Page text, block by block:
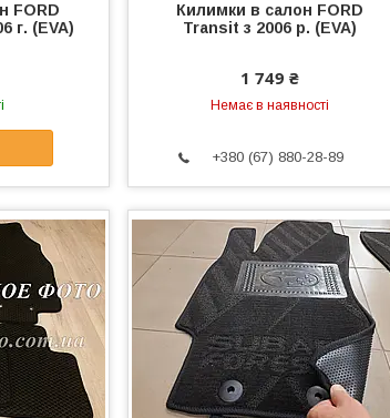
FORD
г. (EVA)
Килимки в салон FORD
Transit з 2006 р. (EVA)
1 749 ₴
Немає в наявності
+380 (67) 880-28-89